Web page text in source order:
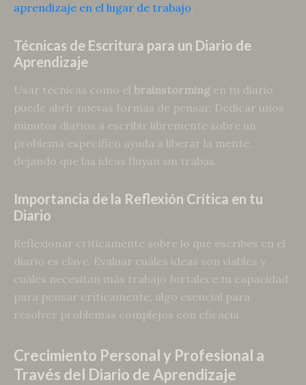
aprendizaje en el lugar de trabajo.
Técnicas de Escritura para un Diario de
Aprendizaje
Usar técnicas como el brainstorming en tu diario
puede abrir nuevas formas de pensar. Dedicar unos
minutos diarios a escribir libremente sobre un
problema específico ayuda a liberar la mente,
dejando que las ideas fluyan sin trabas.
Importancia de la Reflexión Crítica en tu
Diario
Reflexionar críticamente sobre lo que escribes en el
diario es clave. Evaluar cuáles ideas son viables y
cuáles necesitan más trabajo fortalece tu capacidad
para pensar críticamente, algo esencial para
resolver problemas complejos con eficacia.
Crecimiento Personal y Profesional a
Través del Diario de Aprendizaje